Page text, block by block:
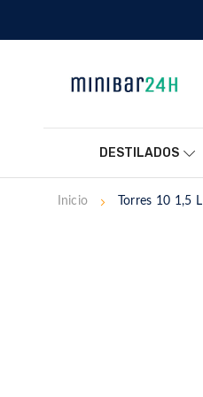
DESTILADOS
Inicio Torres 10 1,5 L